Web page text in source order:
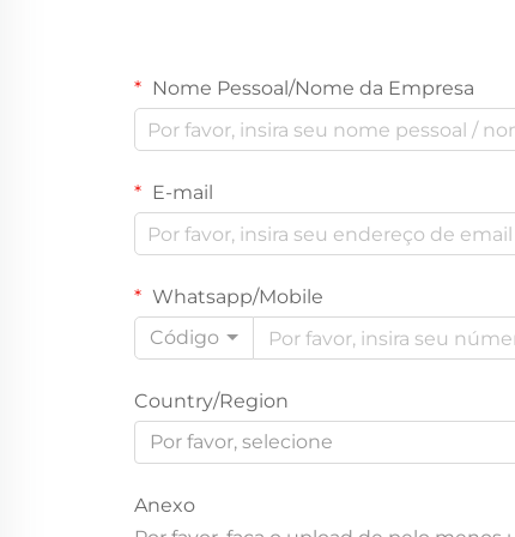
Nome Pessoal/Nome da Empresa
E-mail
Whatsapp/Mobile
Código
Country/Region
Por favor, selecione
Anexo